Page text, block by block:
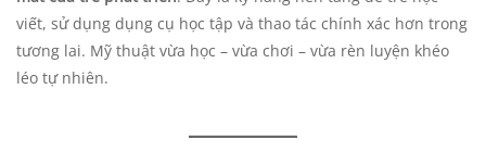
viết, sử dụng dụng cụ học tập và thao tác chính xác hơn trong
tương lai. Mỹ thuật vừa học – vừa chơi – vừa rèn luyện khéo
léo tự nhiên.